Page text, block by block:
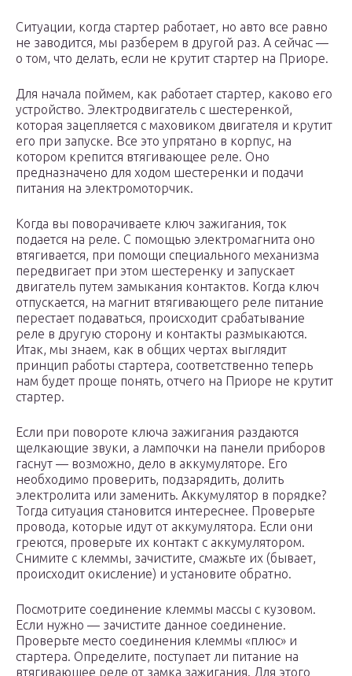
Ситуации, когда стартер работает, но авто все равно
не заводится, мы разберем в другой раз. А сейчас —
о том, что делать, если не крутит стартер на Приоре.
Для начала поймем, как работает стартер, каково его
устройство. Электродвигатель с шестеренкой,
которая зацепляется с маховиком двигателя и крутит
его при запуске. Все это упрятано в корпус, на
котором крепится втягивающее реле. Оно
предназначено для ходом шестеренки и подачи
питания на электромоторчик.
Когда вы поворачиваете ключ зажигания, ток
подается на реле. С помощью электромагнита оно
втягивается, при помощи специального механизма
передвигает при этом шестеренку и запускает
двигатель путем замыкания контактов. Когда ключ
отпускается, на магнит втягивающего реле питание
перестает подаваться, происходит срабатывание
реле в другую сторону и контакты размыкаются.
Итак, мы знаем, как в общих чертах выглядит
принцип работы стартера, соответственно теперь
нам будет проще понять, отчего на Приоре не крутит
стартер.
Если при повороте ключа зажигания раздаются
щелкающие звуки, а лампочки на панели приборов
гаснут — возможно, дело в аккумуляторе. Его
необходимо проверить, подзарядить, долить
электролита или заменить. Аккумулятор в порядке?
Тогда ситуация становится интереснее. Проверьте
провода, которые идут от аккумулятора. Если они
греются, проверьте их контакт с аккумулятором.
Снимите с клеммы, зачистите, смажьте их (бывает,
происходит окисление) и установите обратно.
Посмотрите соединение клеммы массы с кузовом.
Если нужно — зачистите данное соединение.
Проверьте место соединения клеммы «плюс» и
стартера. Определите, поступает ли питание на
втягивающее реле от замка зажигания. Для этого